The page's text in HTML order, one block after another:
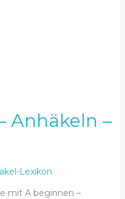
Anhäkeln –
Lexikon
mit A beginnen –